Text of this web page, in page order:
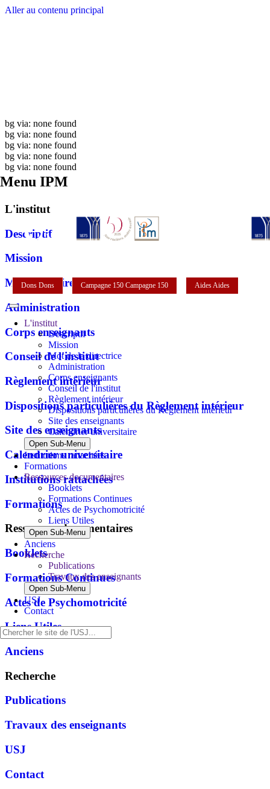
Aller au contenu principal
Menu IPM
Dons Dons Campagne 150 Campagne 150 AidesAides
L'institut
Descriptif
Mission
Mot de la directrice
Administration
Corps enseignants
Conseil de l'institut
Règlement intérieur
Dispositions particulières du Règlement intérieur
Site des enseignants
Calendrier universitaire
Open Sub-Menu
Institutions rattachées
Formations
Ressources documentaires
Booklets
Formations Continues
Actes de Psychomotricité
Liens Utiles
Open Sub-Menu
Anciens
Recherche
Publications
Travaux des enseignants
Open Sub-Menu
USJ
Contact
bg via: none found
bg via: none found
bg via: none found
bg via: none found
bg via: none found
L'institut
Descriptif
Mission
Mot de la directrice
Administration
Corps enseignants
Conseil de l'institut
Règlement intérieur
Dispositions particulières du Règlement intérieur
Site des enseignants
Calendrier universitaire
Institutions rattachées
Formations
Ressources documentaires
Booklets
Formations Continues
Actes de Psychomotricité
Liens Utiles
Anciens
Recherche
Publications
Travaux des enseignants
USJ
Contact